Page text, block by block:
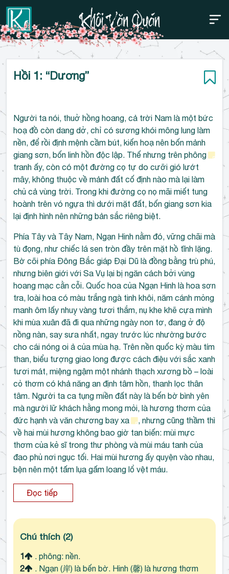
Bỏ
Thanh điều hướng trên
Hồi 1: “Dương”
Người ta nói, thuở hồng hoang, cả trời Nam là một bức
hoạ đồ còn dang dở, chỉ có sương khói mông lung làm
nền, để rồi định mệnh cầm bút, kiến hoạ nên bốn mảnh
giang sơn, bốn linh hồn độc lập. Thế nhưng trên phông
tranh ấy, còn có một đường cọ tự do cưỡi gió lướt
mây, không thuộc về mảnh đất cố định nào mà lại làm
chủ cả vùng trời. Trong khi đường cọ nọ mãi miết tung
hoành trên vó ngựa thì dưới mặt đất, bốn giang sơn kia
lại định hình nên những bản sắc riêng biệt.
Phía Tây và Tây Nam, Ngạn Hinh nằm đó, vững chãi mà
tù đọng, như chiếc lá sen tròn đầy trên mặt hồ tĩnh lặng.
Bờ cõi phía Đông Bắc giáp Đại Dũ là đồng bằng trù phú,
nhưng biên giới với Sa Vụ lại bị ngăn cách bởi vùng
hoang mạc cằn cỗi. Quốc hoa của Ngạn Hinh là hoa sơn
tra, loài hoa có màu trắng ngà tinh khôi, năm cánh mỏng
manh ôm lấy nhuỵ vàng tươi thắm, nụ khe khẽ cựa mình
khi mùa xuân đã đi qua những ngày non tơ, đang ở độ
nồng nàn, say sưa nhất, ngay trước lúc nhường bước
cho cái nóng oi ả của mùa hạ. Trên nền quốc kỳ màu tím
than, biểu tượng giao long được cách điệu với sắc xanh
tươi mát, miệng ngậm một nhánh thạch xương bồ – loài
cỏ thơm có khả năng an định tâm hồn, thanh lọc thân
tâm. Người ta ca tụng miền đất này là bến bờ bình yên
mà người lữ khách hằng mong mỏi, là hương thơm của
đức hạnh và văn chương bay xa
, nhưng cũng thầm thì
về hai mùi hương không bao giờ tan biến: mùi mực
thơm của kẻ sĩ trong thư phòng và mùi máu tanh của
đao phủ nơi ngục tối. Hai mùi hương ấy quyện vào nhau,
bện nên một tấm lụa gấm loang lổ vệt máu.
Đọc tiếp
Chú thích (2)
1
. phông: nền.
2
. Ngạn (岸) là bến bờ. Hinh (馨) là hương thơm